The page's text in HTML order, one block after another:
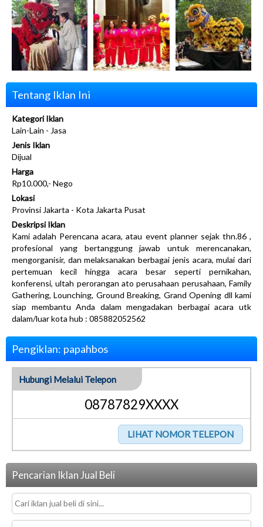
Tentang Iklan Ini
Kategori Iklan
Lain-Lain - Jasa
Jenis Iklan
Dijual
Harga
Rp10.000,- Nego
Lokasi
Provinsi Jakarta - Kota Jakarta Pusat
Deskripsi Iklan
Kami adalah Perencana acara, atau event planner sejak thn.86 ,
profesional yang bertanggung jawab untuk merencanakan,
mengorganisir, dan melaksanakan berbagai jenis acara, mulai dari
pertemuan kecil hingga acara besar seperti pernikahan,
konferensi, ultah perorangan ato perusahaan perusahaan, Family
Gathering, Lounching, Ground Breaking, Grand Opening dll kami
siap membantu Anda dalam mengadakan berbagai acara utk
dalam/luar kota hub : 085882052562
Pengiklan: papahbos
Hubungi Melalui Telepon
08787829XXXX
Pencarian Iklan Jual Beli